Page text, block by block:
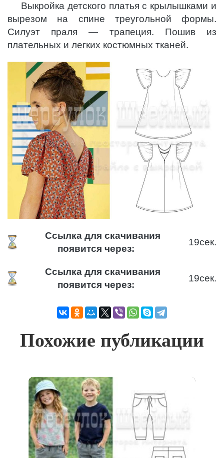
Выкройка детского платья с крылышками и
вырезом на спине треугольной формы.
Силуэт праля — трапеция. Пошив из
плательных и легких костюмных тканей.
Ссылка для скачивания
появится через:
19сек.
Ссылка для скачивания
появится через:
19сек.
Похожие публикации